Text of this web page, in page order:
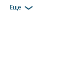
Еще